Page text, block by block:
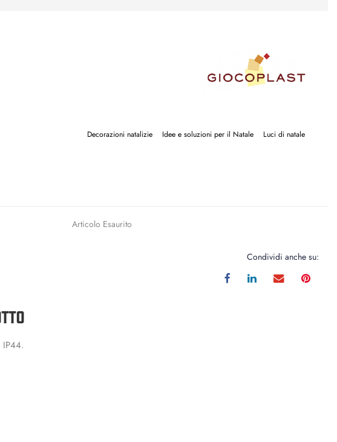
Decorazioni natalizie Idee e soluzioni per il Natale Luci di natale
Articolo Esaurito
Condividi anche su: